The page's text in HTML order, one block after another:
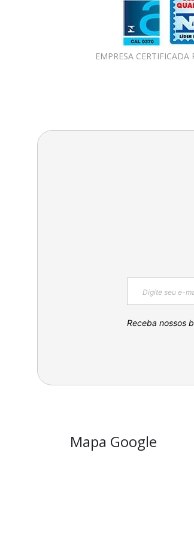
EMPRESA
Receba nossos
Mapa Google